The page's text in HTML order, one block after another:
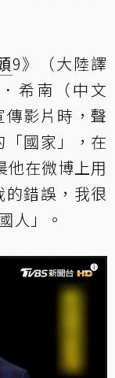
9》（大陸譯
希南（中文
影片時，聲
國家」，在
他在微博上用
的錯誤，我很
人」。